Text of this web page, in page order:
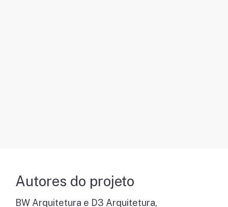
Autores do projeto
BW Arquitetura e D3 Arquitetura,